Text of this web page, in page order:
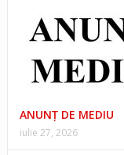
ANUNŢ DE MEDIU
iulie 27, 2026